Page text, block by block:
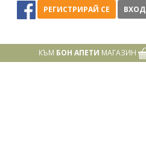
РЕГИСТРИРАЙ СЕ ВХОД
КЪМ БОН АПЕТИ МАГАЗИН